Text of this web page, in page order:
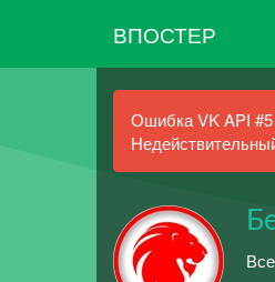
ВПОСТЕР
Ошибка VK API #5